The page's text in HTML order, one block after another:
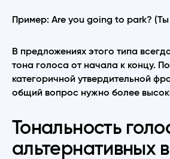
Пример: Are you going to park?
В предложениях этого типа
тона голоса от начала к концу.
категоричной утвердительной
общий вопрос нужно более
Тональность
альтернативных